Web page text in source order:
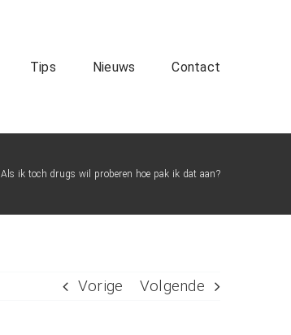
Tips Nieuws Contact
Als ik toch drugs wil proberen hoe pak ik dat aan?
Vorige Volgende